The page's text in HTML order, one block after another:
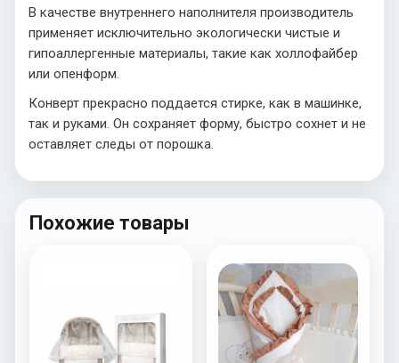
В качестве внутреннего наполнителя производитель
применяет исключительно экологически чистые и
гипоаллергенные материалы, такие как холлофайбер
или опенформ.
Конверт прекрасно поддается стирке, как в машинке,
так и руками. Он сохраняет форму, быстро сохнет и не
оставляет следы от порошка.
Похожие товары